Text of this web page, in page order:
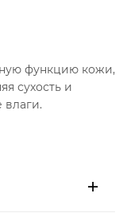
функцию кожи,
сухость и